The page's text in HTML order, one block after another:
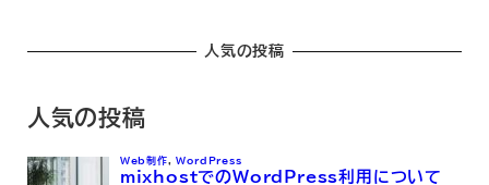
人気の投稿
人気の投稿